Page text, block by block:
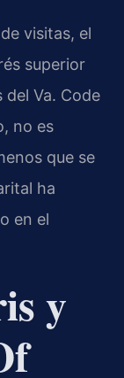
visitas, el
superior
Va. Code
no es
que se
ha
en el
y